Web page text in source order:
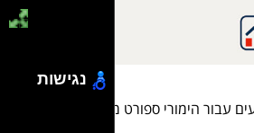
עבור הימורי ספורט מקוונים
נגישות